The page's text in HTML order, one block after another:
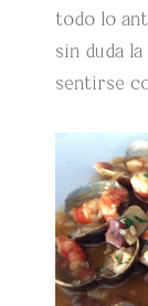
todo lo
sin duda
sentirse